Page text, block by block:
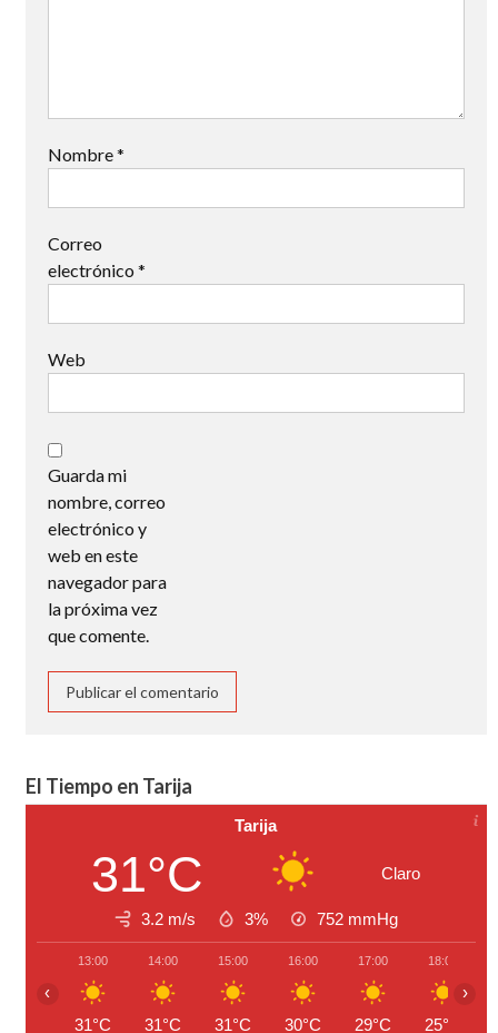
Nombre*
Correo
electrónico *
Web
Guarda mi
nombre, correo
electrónico y
web en este
navegador para
la próxima vez
que comente.
El Tiempo en Tarija
Tarija
31°C Claro
3.2 m/s 3% 752 mmHg
13:00
31°C
14:00
31°C
15:00
31°C
16:00
30°C
17:00
29°C
18:00
25°C
‹ ›